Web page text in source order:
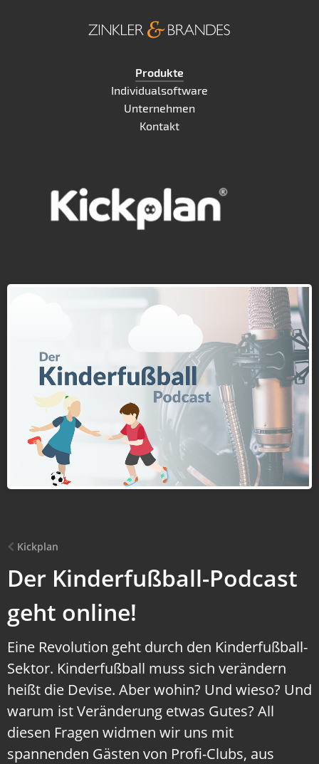
Produkte
Individualsoftware
Unternehmen
Kontakt
Kickplan
Der Kinderfußball-Podcast
geht online!
Eine Revolution geht durch den Kinderfußball-
Sektor. Kinderfußball muss sich verändern
heißt die Devise. Aber wohin? Und wieso? Und
warum ist Veränderung etwas Gutes? All
diesen Fragen widmen wir uns mit
spannenden Gästen von Profi-Clubs, aus